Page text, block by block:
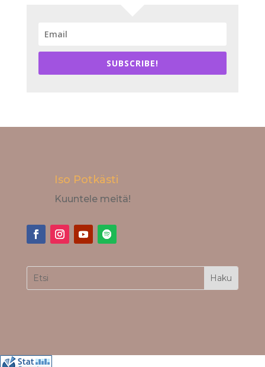
SUBSCRIBE!
Iso Potkästi
Kuuntele meitä!